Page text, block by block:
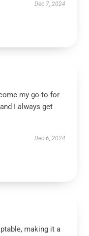
Dec 7, 2024
my go-to for
I always get
Dec 6, 2024
making it a